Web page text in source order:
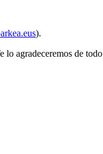
).
lo agradeceremos de